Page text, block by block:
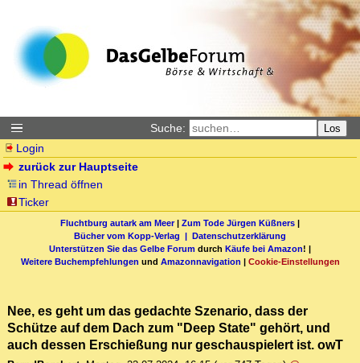
Suche: Los
Login
zurück zur Hauptseite
in Thread öffnen
Ticker
Fluchtburg autark am Meer| Zum Tode Jürgen Küßners |
Bücher vom Kopp-Verlag | Datenschutzerklärung
Unterstützen Sie das Gelbe Forum durch Käufe bei Amazon! |
Weitere Buchempfehlungen und Amazonnavigation | Cookie-Einstellungen
Nee, es geht um das gedachte Szenario, dass der
Schütze auf dem Dach zum "Deep State" gehört, und
auch dessen Erschießung nur geschauspielert ist. owT